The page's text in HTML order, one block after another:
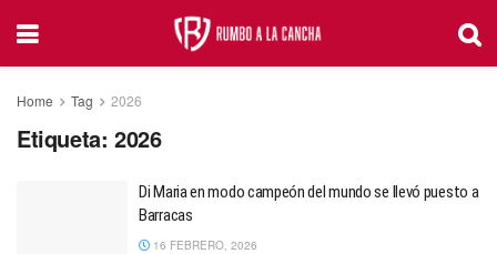
Home Tag 2026
Etiqueta: 2026
Di Maria en modo campeón del mundo se llevó puesto a
Barracas
16 FEBRERO, 2026